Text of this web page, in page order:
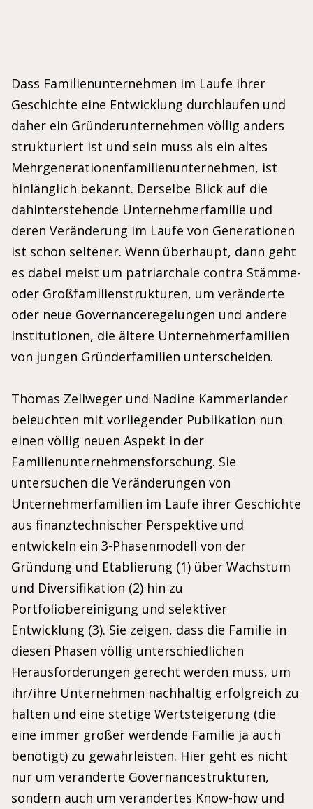
Dass Familienunternehmen im Laufe ihrer
Geschichte eine Entwicklung durchlaufen und
daher ein Gründerunternehmen völlig anders
strukturiert ist und sein muss als ein altes
Mehrgenerationenfamilienunternehmen, ist
hinlänglich bekannt. Derselbe Blick auf die
dahinterstehende Unternehmerfamilie und
deren Veränderung im Laufe von Generationen
ist schon seltener. Wenn überhaupt, dann geht
es dabei meist um patriarchale contra Stämme-
oder Großfamilienstrukturen, um veränderte
oder neue Governanceregelungen und andere
Institutionen, die ältere Unternehmerfamilien
von jungen Gründerfamilien unterscheiden.
Thomas Zellweger und Nadine Kammerlander
beleuchten mit vorliegender Publikation nun
einen völlig neuen Aspekt in der
Familienunternehmensforschung. Sie
untersuchen die Veränderungen von
Unternehmerfamilien im Laufe ihrer Geschichte
aus finanztechnischer Perspektive und
entwickeln ein 3-Phasenmodell von der
Gründung und Etablierung (1) über Wachstum
und Diversifikation (2) hin zu
Portfoliobereinigung und selektiver
Entwicklung (3). Sie zeigen, dass die Familie in
diesen Phasen völlig unterschiedlichen
Herausforderungen gerecht werden muss, um
ihr/ihre Unternehmen nachhaltig erfolgreich zu
halten und eine stetige Wertsteigerung (die
eine immer größer werdende Familie ja auch
benötigt) zu gewährleisten. Hier geht es nicht
nur um veränderte Governancestrukturen,
sondern auch um verändertes Know-how und